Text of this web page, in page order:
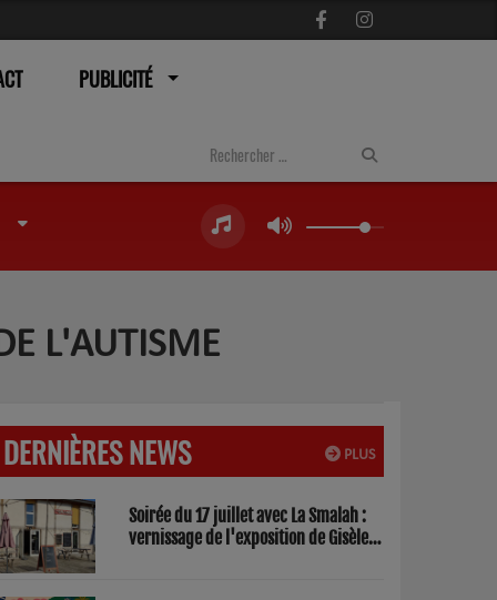
PUBLICITÉ
L'AUTISME
PLUS
DERNIÈRES NEWS
Soirée du 17 juillet avec La Smalah :
vernissage de l'exposition de Gisèle